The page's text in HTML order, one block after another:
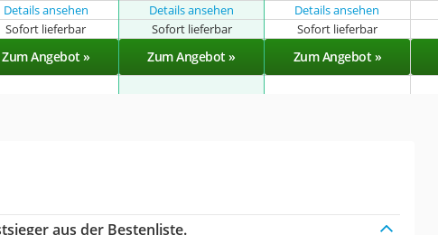
Details ansehen Details ansehen Details ansehen
Sofort lieferbar Sofort lieferbar Sofort lieferbar
Zum Angebot » Zum Angebot » Zum Angebot »
aus der Bestenliste.